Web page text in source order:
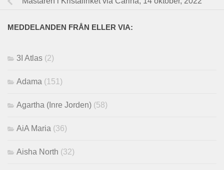
MEDDELANDEN FRÅN ELLER VIA:
3I Atlas (2)
Adama (151)
Agartha (Inre Jorden) (58)
AiA Maria (36)
Aisha North (32)